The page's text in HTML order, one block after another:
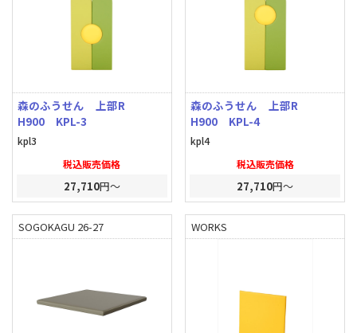
森のふうせん 上部R
H900 KPL-3
kpl3
税込販売価格
27,710円～
森のふうせん 上部R
H900 KPL-4
kpl4
税込販売価格
27,710円～
SOGOKAGU 26-27 WORKS